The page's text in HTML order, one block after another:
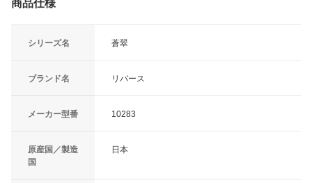
商品仕様
シリーズ名 蒼翠
ブランド名 リバース
メーカー型番 10283
原産国／製造
国
日本